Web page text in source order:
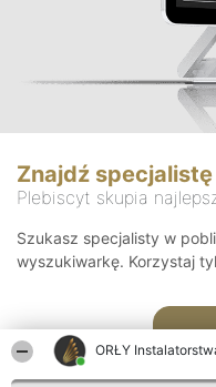
ORŁY
Znajdź specjalistę
Plebiscyt skupia
Szukasz specjalisty w
wyszukiwarkę. Korzystaj